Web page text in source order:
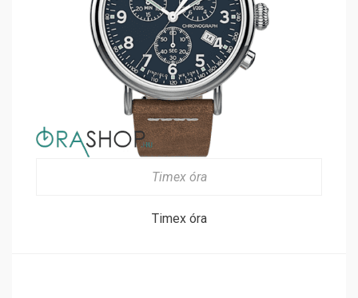
Timex óra
Timex óra